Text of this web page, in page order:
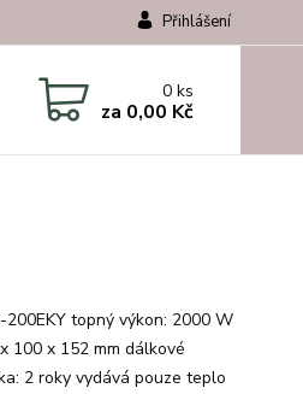
Přihlášení
0ks
za 0,00 Kč
200EKY topný výkon: 2000 W
100 x 152 mm dálkové
2 roky vydává pouze teplo